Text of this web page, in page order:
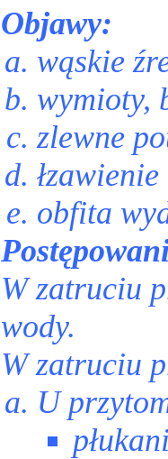
Objawy:
wąskie
wymioty,
zlewne
łzawienie
obfita
W zatruciu
wody.
W zatruciu
U